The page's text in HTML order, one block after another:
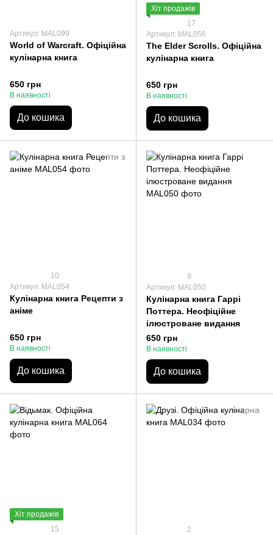
Артикул: MAL099
World of Warcraft. Офіційна
кулінарна книга
650 грн
В наявності
До кошика
Хіт продажів
17
Артикул: MAL056
The Elder Scrolls. Офіційна
кулінарна книга
650 грн
В наявності
До кошика
10
Артикул: MAL054
Кулінарна книга Рецепти з
аніме
650 грн
В наявності
До кошика
9
Артикул: MAL050
Кулінарна книга Гаррі
Поттера. Неофіційне
ілюстроване видання
650 грн
В наявності
До кошика
Хіт продажів
15
2